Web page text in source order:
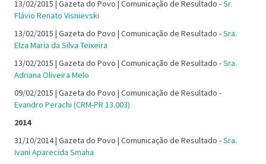
13/02/2015 | Gazeta do Povo | Comunicação de Resultado -Sr.
Flávio Renato Visnievski
13/02/2015 | Gazeta do Povo | Comunicação de Resultado -Sra.
Elza Maria da Silva Teixeira
13/02/2015 | Gazeta do Povo | Comunicação de Resultado -Sra.
Adriana Oliveira Melo
09/02/2015 | Gazeta do Povo | Comunicação de Resultado -
Evandro Perachi (CRM-PR 13.003)
2014
31/10/2014 | Gazeta do Povo | Comunicação de Resultado -Sra.
Ivani Aparecida Smaha